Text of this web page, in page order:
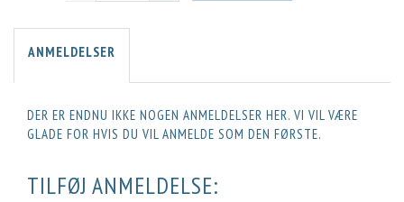
ANMELDELSER
DER ER ENDNU IKKE NOGEN ANMELDELSER HER. VI VIL VÆRE
GLADE FOR HVIS DU VIL ANMELDE SOM DEN FØRSTE.
TILFØJ ANMELDELSE: